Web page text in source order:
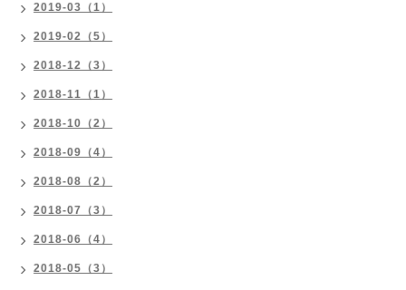
2019-03（1）
2019-02（5）
2018-12（3）
2018-11（1）
2018-10（2）
2018-09（4）
2018-08（2）
2018-07（3）
2018-06（4）
2018-05（3）